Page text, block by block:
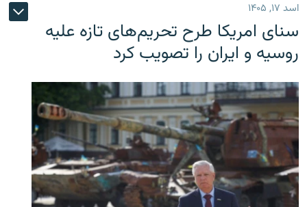
اسد ۱۷, ۱۴۰۵
سنای امریکا طرح تحریم‌های تازه علیه
روسیه و ایران را تصویب کرد